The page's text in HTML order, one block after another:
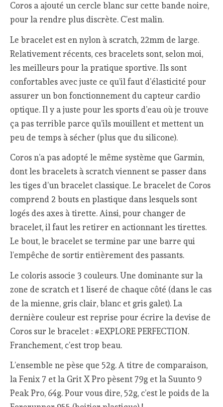
Coros a ajouté un cercle blanc sur cette bande noire,
pour la rendre plus discrète. C’est malin.
Le bracelet est en nylon à scratch, 22mm de large.
Relativement récents, ces bracelets sont, selon moi,
les meilleurs pour la pratique sportive. Ils sont
confortables avec juste ce qu’il faut d’élasticité pour
assurer un bon fonctionnement du capteur cardio
optique. Il y a juste pour les sports d’eau où je trouve
ça pas terrible parce qu’ils mouillent et mettent un
peu de temps à sécher (plus que du silicone).
Coros n’a pas adopté le même système que Garmin,
dont les bracelets à scratch viennent se passer dans
les tiges d’un bracelet classique. Le bracelet de Coros
comprend 2 bouts en plastique dans lesquels sont
logés des axes à tirette. Ainsi, pour changer de
bracelet, il faut les retirer en actionnant les tirettes.
Le bout, le bracelet se termine par une barre qui
l’empêche de sortir entièrement des passants.
Le coloris associe 3 couleurs. Une dominante sur la
zone de scratch et 1 liseré de chaque côté (dans le cas
de la mienne, gris clair, blanc et gris galet). La
dernière couleur est reprise pour écrire la devise de
Coros sur le bracelet : #EXPLORE PERFECTION.
Franchement, c’est trop beau.
L’ensemble ne pèse que 52g. A titre de comparaison,
la Fenix 7 et la Grit X Pro pèsent 79g et la Suunto 9
Peak Pro, 64g. Pour vous dire, 52g, c’est le poids de la